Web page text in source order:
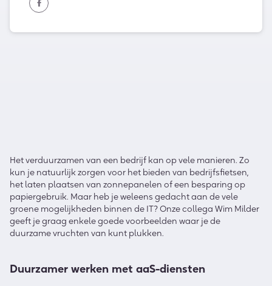
Het verduurzamen van een bedrijf kan op vele manieren. Zo
kun je natuurlijk zorgen voor het bieden van bedrijfsfietsen,
het laten plaatsen van zonnepanelen of een besparing op
papiergebruik. Maar heb je weleens gedacht aan de vele
groene mogelijkheden binnen de IT? Onze collega Wim Milder
geeft je graag enkele goede voorbeelden waar je de
duurzame vruchten van kunt plukken.
Duurzamer werken met aaS-diensten